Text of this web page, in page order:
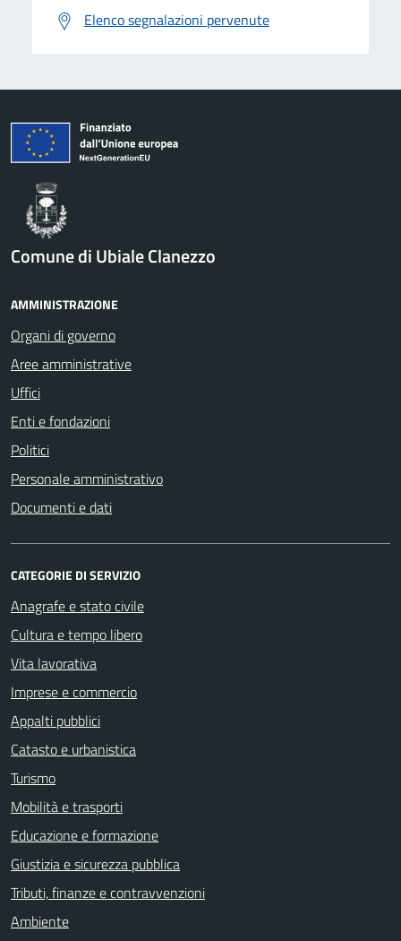
Elenco segnalazioni pervenute
Comune di Ubiale Clanezzo
AMMINISTRAZIONE
Organi di governo
Aree amministrative
Uffici
Enti e fondazioni
Politici
Personale amministrativo
Documenti e dati
CATEGORIE DI SERVIZIO
Anagrafe e stato civile
Cultura e tempo libero
Vita lavorativa
Imprese e commercio
Appalti pubblici
Catasto e urbanistica
Turismo
Mobilità e trasporti
Educazione e formazione
Giustizia e sicurezza pubblica
Tributi, finanze e contravvenzioni
Ambiente